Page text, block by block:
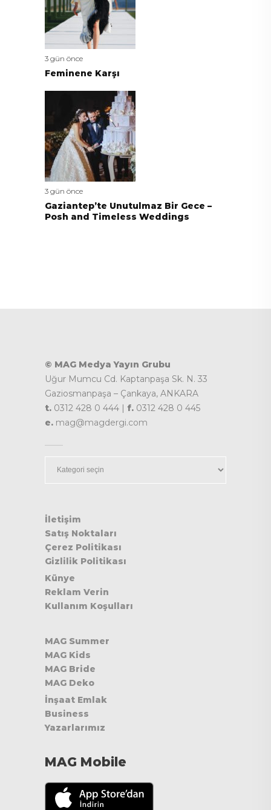
3 gün önce
Feminene Karşı
3 gün önce
Gaziantep’te Unutulmaz Bir Gece –
Posh and Timeless Weddings
© MAG Medya Yayın Grubu
Uğur Mumcu Cd. Kaptanpaşa Sk. N. 33
Gaziosmanpaşa – Çankaya, ANKARA
t. 0312 428 0 444 | f. 0312 428 0 445
e. mag@magdergi.com
İletişim
Satış Noktaları
Çerez Politikası
Gizlilik Politikası
Künye
Reklam Verin
Kullanım Koşulları
MAG Summer
MAG Kids
MAG Bride
MAG Deko
İnşaat Emlak
Business
Yazarlarımız
MAG Mobile